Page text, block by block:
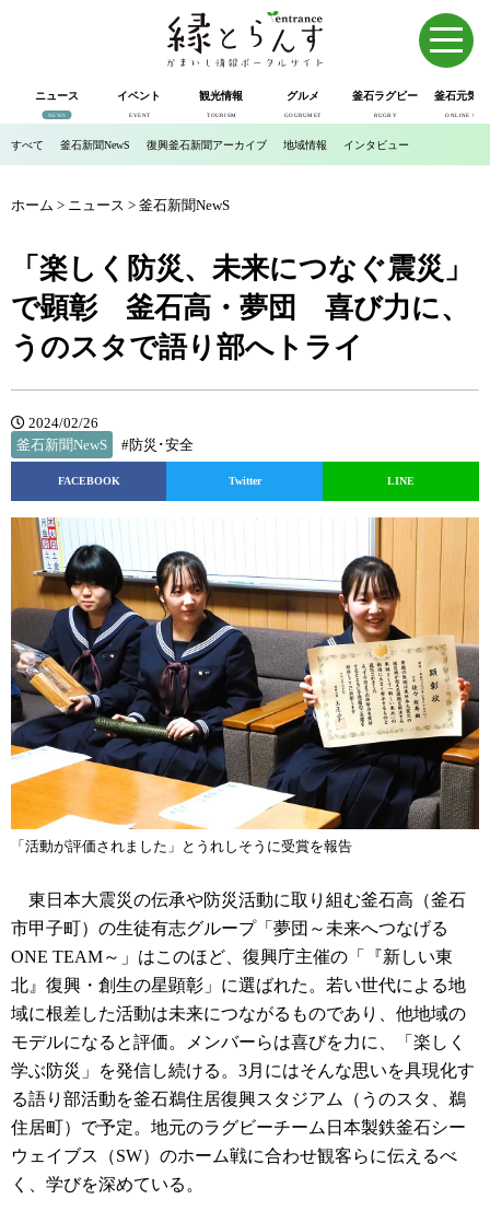
ニュース
NEWS
イベント
EVENT
観光情報
TOURISM
グルメ
GOURUMET
釜石ラグビー
RUGBY
釜石元気
ONLINE SHOP
すべて 釜石新聞NewS 復興釜石新聞アーカイブ 地域情報 インタビュー
ホーム > ニュース > 釜石新聞NewS
「楽しく防災、未来につなぐ震災」
で顕彰 釜石高・夢団 喜び力に、
うのスタで語り部へトライ
2024/02/26
釜石新聞NewS
#防災･安全
FACEBOOK Twitter LINE
「活動が評価されました」とうれしそうに受賞を報告
東日本大震災の伝承や防災活動に取り組む釜石高（釜石
市甲子町）の生徒有志グループ「夢団～未来へつなげる
ONE TEAM～」はこのほど、復興庁主催の「『新しい東
北』復興・創生の星顕彰」に選ばれた。若い世代による地
域に根差した活動は未来につながるものであり、他地域の
モデルになると評価。メンバーらは喜びを力に、「楽しく
学ぶ防災」を発信し続ける。3月にはそんな思いを具現化す
る語り部活動を釜石鵜住居復興スタジアム（うのスタ、鵜
住居町）で予定。地元のラグビーチーム日本製鉄釜石シー
ウェイブス（SW）のホーム戦に合わせ観客らに伝えるべ
く、学びを深めている。